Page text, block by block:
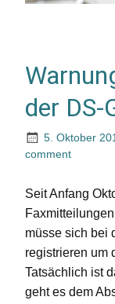
der DS-
5. Oktober
comment
Seit Anfang
müsse sich bei
registrieren um
Tatsächlich ist
geht es dem